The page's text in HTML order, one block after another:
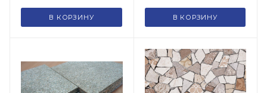
В КОРЗИНУ В КОРЗИНУ